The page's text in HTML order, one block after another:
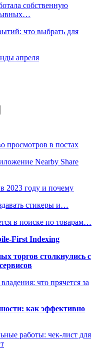
собственную
что выбрать для
апреля
просмотров в постах
Nearby Share
2023 году и почему
стикеры и…
в поиске по товарам…
First Indexing
торгов столкнулись с
что прячется за
как эффективно
работы: чек-лист для